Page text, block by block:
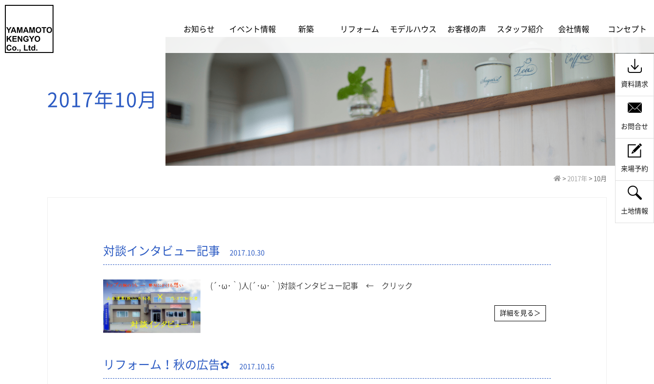
お知らせ イベント情報 新築 リフォーム モデルハウス お客様の声 スタッフ紹介 会社情報 コンセプト
2017年10月
> 2017年 > 10月
対談インタビュー記事 2017.10.30
(´･ω･｀)人(´･ω･｀)対談インタビュー記事 ← クリック
詳細を見る＞
リフォーム！秋の広告✿ 2017.10.16
資料請求
お問合せ
来場予約
土地情報